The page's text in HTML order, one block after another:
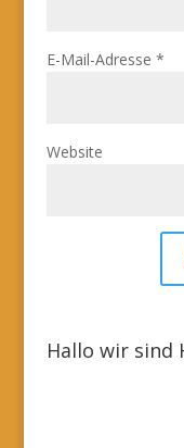
E-Mail-Adresse *
Website
Hallo wir sind